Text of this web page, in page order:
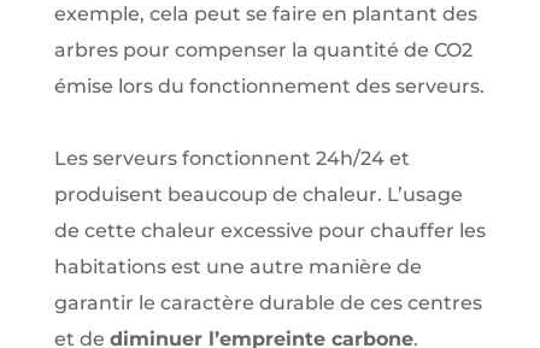
exemple, cela peut se faire en plantant des
arbres pour compenser la quantité de CO2
émise lors du fonctionnement des serveurs.
Les serveurs fonctionnent 24h/24 et
produisent beaucoup de chaleur. L’usage
de cette chaleur excessive pour chauffer les
habitations est une autre manière de
garantir le caractère durable de ces centres
et de diminuer l’empreinte carbone.